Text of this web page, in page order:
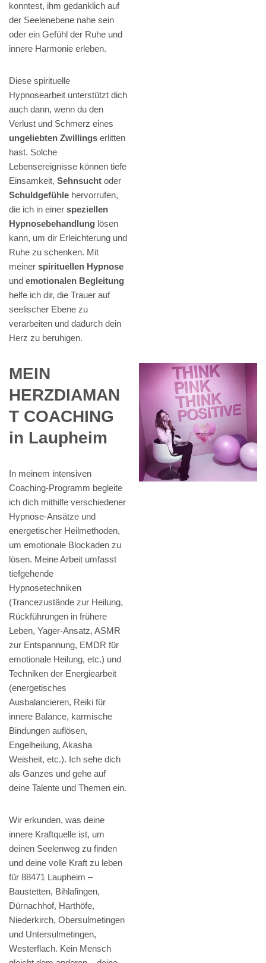
konntest, ihm gedanklich auf
der Seelenebene nahe sein
oder ein Gefühl der Ruhe und
innere Harmonie erleben.
Diese spirituelle
Hypnosearbeit unterstützt dich
auch dann, wenn du den
Verlust und Schmerz eines
ungeliebten Zwillings erlitten
hast. Solche
Lebensereignisse können tiefe
Einsamkeit, Sehnsucht oder
Schuldgefühle hervorrufen,
die ich in einer speziellen
Hypnosebehandlung lösen
kann, um dir Erleichterung und
Ruhe zu schenken. Mit
meiner spirituellen Hypnose
und emotionalen Begleitung
helfe ich dir, die Trauer auf
seelischer Ebene zu
verarbeiten und dadurch dein
Herz zu beruhigen.
MEIN
HERZDIAMAN
T COACHING
in Laupheim
In meinem intensiven
Coaching-Programm begleite
ich dich mithilfe verschiedener
Hypnose-Ansätze und
energetischer Heilmethoden,
um emotionale Blockaden zu
lösen. Meine Arbeit umfasst
tiefgehende
Hypnosetechniken
(Trancezustände zur Heilung,
Rückführungen in frühere
Leben, Yager-Ansatz, ASMR
zur Entspannung, EMDR für
emotionale Heilung, etc.) und
Techniken der Energiearbeit
(energetisches
Ausbalancieren, Reiki für
innere Balance, karmische
Bindungen auflösen,
Engelheilung, Akasha
Weisheit, etc.). Ich sehe dich
als Ganzes und gehe auf
deine Talente und Themen ein.
Wir erkunden, was deine
innere Kraftquelle ist, um
deinen Seelenweg zu finden
und deine volle Kraft zu leben
für 88471 Laupheim –
Baustetten, Bihlafingen,
Dürnachhof, Harthöfe,
Niederkirch, Obersulmetingen
und Untersulmetingen,
Westerflach. Kein Mensch